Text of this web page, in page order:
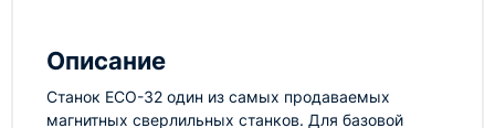
Описание
Станок ECO-32 один из самых продаваемых
магнитных сверлильных станков. Для базовой